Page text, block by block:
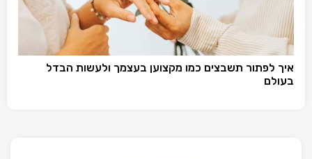
איך לפתור תשבצים כמו מקצוען בעצמך ולעשות הבדל
בעולם